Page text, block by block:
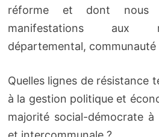
réforme et dont nous
manifestations aux
départemental, communauté
Quelles lignes de résistance
à la gestion politique et
majorité social-démocrate à